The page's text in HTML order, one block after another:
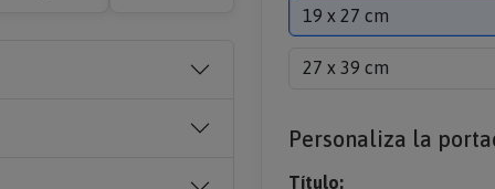
19 x 27 cm
27 x 39 cm
Personaliza la
Título: